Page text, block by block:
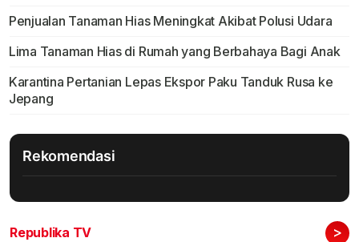
Penjualan Tanaman Hias Meningkat Akibat Polusi Udara
Lima Tanaman Hias di Rumah yang Berbahaya Bagi Anak
Karantina Pertanian Lepas Ekspor Paku Tanduk Rusa ke
Jepang
Rekomendasi
Republika TV >